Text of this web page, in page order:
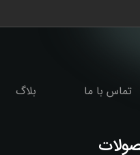
تماس با ما بلاگ